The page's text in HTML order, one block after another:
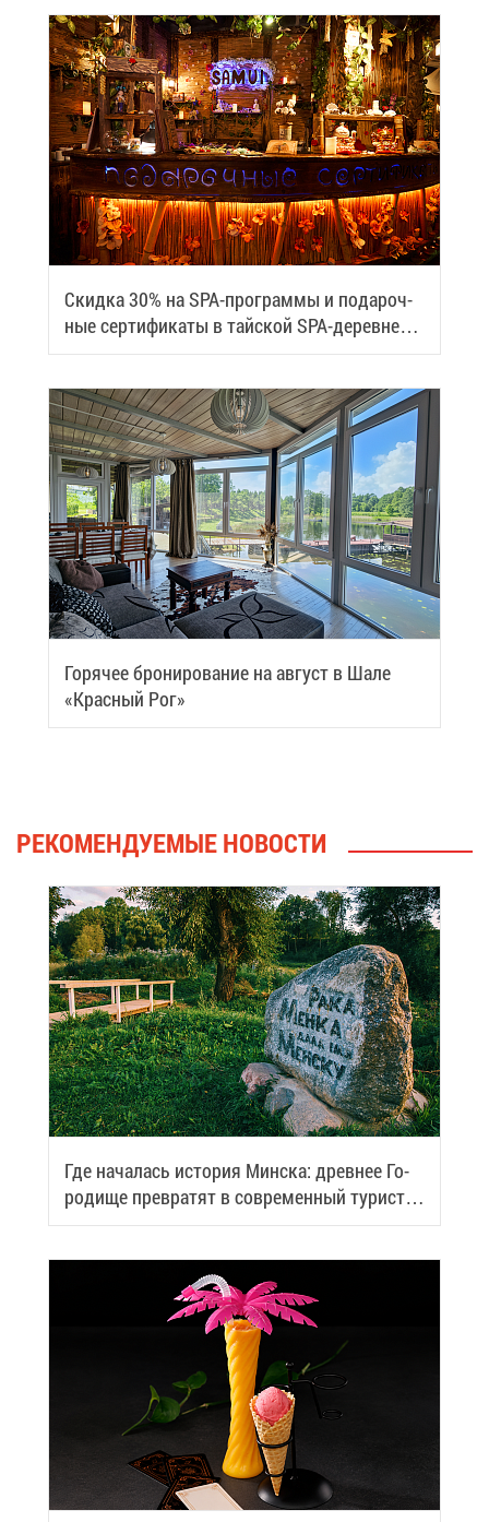
Скид­ка 30% на SPA-про­грам­мы и по­да­роч­
ные сер­ти­фи­ка­ты в тай­ской SPA-де­ревне
Samui
Го­ря­чее бро­ни­ро­ва­ние на ав­густ в Ша­ле
«Крас­ный Рог»
РЕ­КО­МЕН­ДУ­Е­МЫЕ НО­ВО­СТИ
Где на­ча­лась ис­то­рия Мин­ска: древ­нее Го­
ро­ди­ще пре­вра­тят в со­вре­мен­ный ту­ри­сти­
че­ский центр